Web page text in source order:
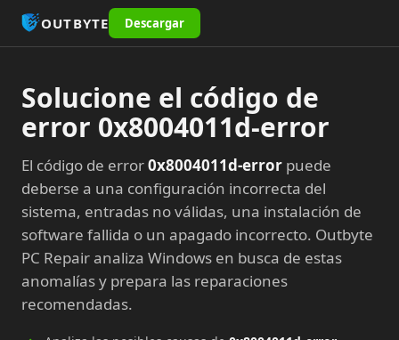
OUTBYTE Descargar
Solucione el código de
error 0x8004011d-error
El código de error0x8004011d-error puede
deberse a una configuración incorrecta del
sistema, entradas no válidas, una instalación de
software fallida o un apagado incorrecto. Outbyte
PC Repair analiza Windows en busca de estas
anomalías y prepara las reparaciones
recomendadas.